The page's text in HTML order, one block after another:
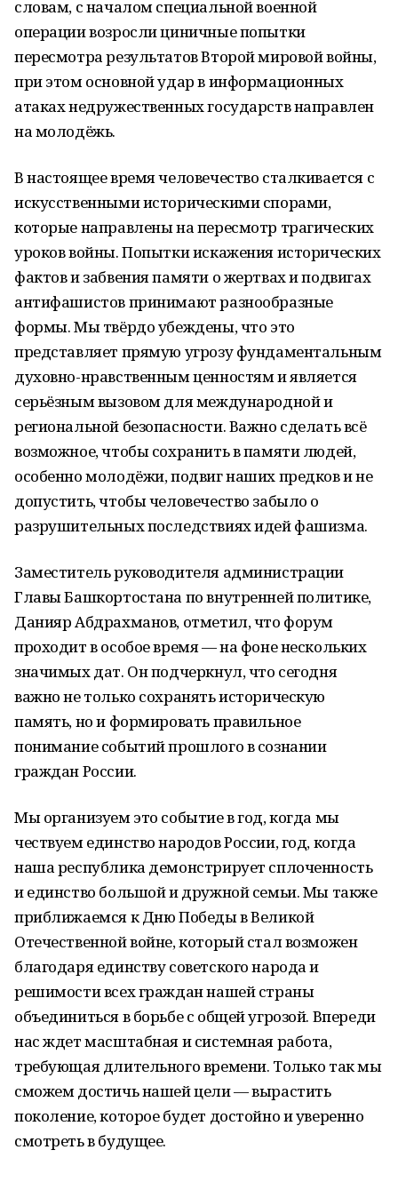
словам, с началом специальной военной
операции возросли циничные попытки
пересмотра результатов Второй мировой войны,
при этом основной удар в информационных
атаках недружественных государств направлен
на молодёжь.
В настоящее время человечество сталкивается с
искусственными историческими спорами,
которые направлены на пересмотр трагических
уроков войны. Попытки искажения исторических
фактов и забвения памяти о жертвах и подвигах
антифашистов принимают разнообразные
формы. Мы твёрдо убеждены, что это
представляет прямую угрозу фундаментальным
духовно-нравственным ценностям и является
серьёзным вызовом для международной и
региональной безопасности. Важно сделать всё
возможное, чтобы сохранить в памяти людей,
особенно молодёжи, подвиг наших предков и не
допустить, чтобы человечество забыло о
разрушительных последствиях идей фашизма.
Заместитель руководителя администрации
Главы Башкортостана по внутренней политике,
Данияр Абдрахманов, отметил, что форум
проходит в особое время — на фоне нескольких
значимых дат. Он подчеркнул, что сегодня
важно не только сохранять историческую
память, но и формировать правильное
понимание событий прошлого в сознании
граждан России.
Мы организуем это событие в год, когда мы
чествуем единство народов России, год, когда
наша республика демонстрирует сплоченность
и единство большой и дружной семьи. Мы также
приближаемся к Дню Победы в Великой
Отечественной войне, который стал возможен
благодаря единству советского народа и
решимости всех граждан нашей страны
объединиться в борьбе с общей угрозой. Впереди
нас ждет масштабная и системная работа,
требующая длительного времени. Только так мы
сможем достичь нашей цели — вырастить
поколение, которое будет достойно и уверенно
смотреть в будущее.